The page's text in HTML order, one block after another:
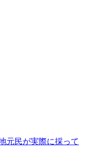
元民が実際に採って